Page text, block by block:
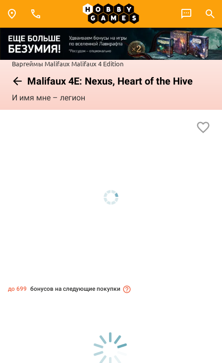
Варгеймы Malifaux Malifaux 4 Edition
Malifaux 4E: Nexus, Heart of the Hive
И имя мне – легион
до 699 бонусов на следующие покупки